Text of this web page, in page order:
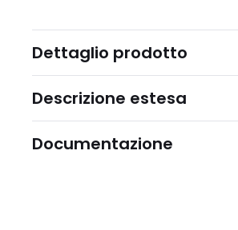
Dettaglio prodotto
Descrizione estesa
Documentazione